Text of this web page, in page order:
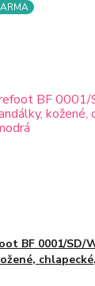
BF 0001/SD/